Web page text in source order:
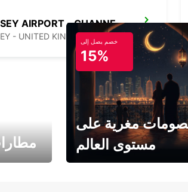
GUERNSEY AIRPORT - CHANNEL ISLANDS
- UNITED KINGDOMخصم يصل إلى
15%
مغرية على
مستوى العالم